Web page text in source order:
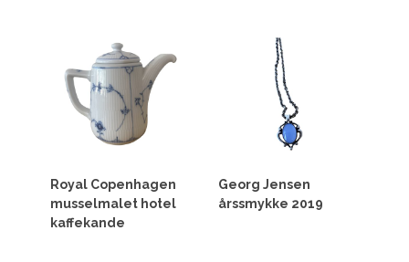
Royal Copenhagen
musselmalet hotel
kaffekande
Georg Jensen
årssmykke 2019